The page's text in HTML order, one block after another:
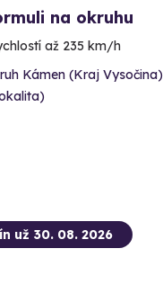
na okruhu
až 235 km/h
Kámen (Kraj Vysočina)
už 30. 08. 2026